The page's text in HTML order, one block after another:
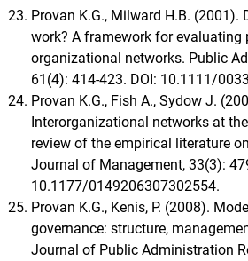
Provan K.G., Milward H.B. (2001).
work? A framework for evaluating
organizational networks. Public
61(4): 414-423. DOI: 10.1111/
Provan K.G., Fish A., Sydow J.
Interorganizational networks at
review of the empirical literature
Journal of Management, 33(3):
10.1177/0149206307302554.
Provan K.G., Kenis, P. (2008).
governance: structure,
Journal of Public Administration